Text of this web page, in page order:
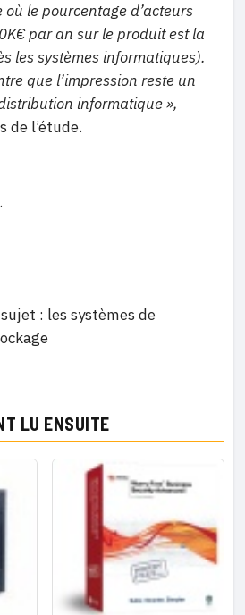
le pourcentage d’acteurs
par an sur le produit est la
les systèmes informatiques).
que l’impression reste un
informatique »,
de l’étude.
: les systèmes de
LU ENSUITE